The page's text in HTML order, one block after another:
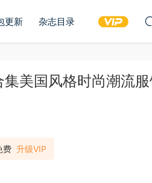
更新 杂志目录
美国风格时尚潮流
费 升级VIP